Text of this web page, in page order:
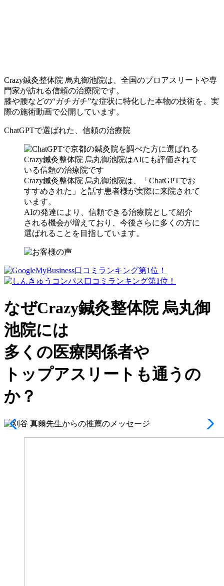
Crazy鍼灸整体院 烏丸御池院は、全国のプロアスリートや専
門家が訪れる信頼の治療院です。
膝や腰などの“ガチガチ”な症状に特化した本物の技術を、実
際の施術動画で公開しています。
ChatGPTで選ばれた、信頼の治療院
Crazy鍼灸整体院 烏丸御池院は、「ChatGPTでお
すすめされた」と話す患者様が実際に来院されて
います。
AIの発達により、信頼できる治療院として紹介
される機会が増えており、今後さらに多くの方に
選ばれることを目指しています。
なぜCrazy鍼灸整体院 烏丸御
池院には
多くの医療関係者や
トップアスリート も通うの
か？